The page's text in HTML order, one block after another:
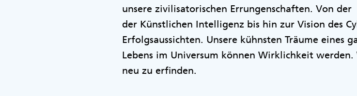
unsere zivilisatorischen Errungenschaften. Von der
der Künstlichen Intelligenz bis hin zur Vision des
Erfolgsaussichten. Unsere kühnsten Träume eines
Lebens im Universum können Wirklichkeit
neu zu erfinden.